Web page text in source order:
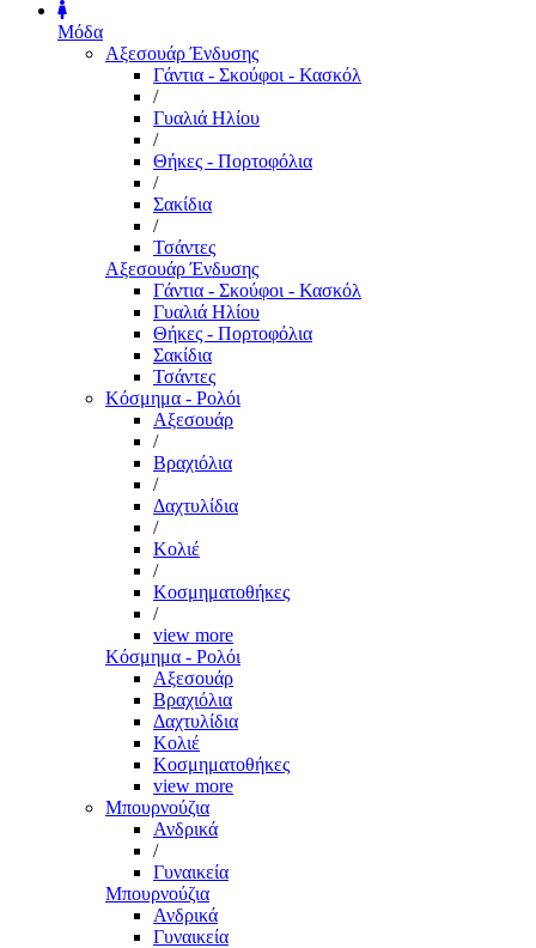
Μόδα
Αξεσουάρ Ένδυσης
Γάντια - Σκούφοι - Κασκόλ
/
Γυαλιά Ηλίου
/
Θήκες - Πορτοφόλια
/
Σακίδια
/
Τσάντες
Αξεσουάρ Ένδυσης
Γάντια - Σκούφοι - Κασκόλ
Γυαλιά Ηλίου
Θήκες - Πορτοφόλια
Σακίδια
Τσάντες
Κόσμημα - Ρολόι
Αξεσουάρ
/
Βραχιόλια
/
Δαχτυλίδια
/
Κολιέ
/
Κοσμηματοθήκες
/
view more
Κόσμημα - Ρολόι
Αξεσουάρ
Βραχιόλια
Δαχτυλίδια
Κολιέ
Κοσμηματοθήκες
view more
Μπουρνούζια
Ανδρικά
/
Γυναικεία
Μπουρνούζια
Ανδρικά
Γυναικεία